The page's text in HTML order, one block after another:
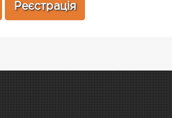
Реєстрація